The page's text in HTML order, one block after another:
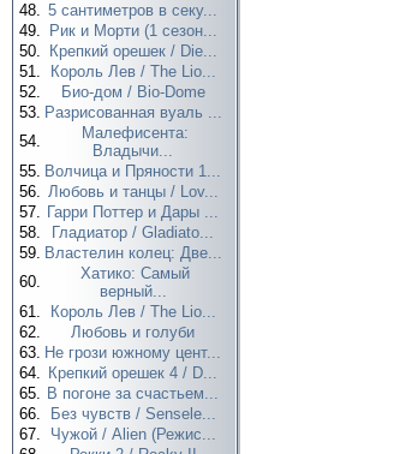
48. 5 сантиметров в секу...
49.
Рик и Морти (1 сезон...
50.
Крепкий орешек / Die...
51.
Король Лев / The Lio...
52.
Био-дом / Bio-Dome
53. Разрисованная вуаль ...
54.
Малефисента:
Владычи...
55. Волчица и Пряности 1...
56. Любовь и танцы / Lov...
57. Гарри Поттер и Дары ...
58.
Гладиатор / Gladiato...
59. Властелин колец: Две...
60.
Хатико: Самый
верный...
61.
Король Лев / The Lio...
62.
Любовь и голуби
63. Не грози южному цент...
64. Крепкий орешек 4 / D...
65. В погоне за счастьем...
66.
Без чувств / Sensele...
67.
Чужой / Alien (Режис...